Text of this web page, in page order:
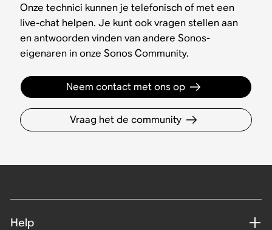
Onze technici kunnen je telefonisch of met een
live-chat helpen. Je kunt ook vragen stellen aan
en antwoorden vinden van andere Sonos-
eigenaren in onze Sonos Community.
Neem contact met ons op
Vraag het de community
Help